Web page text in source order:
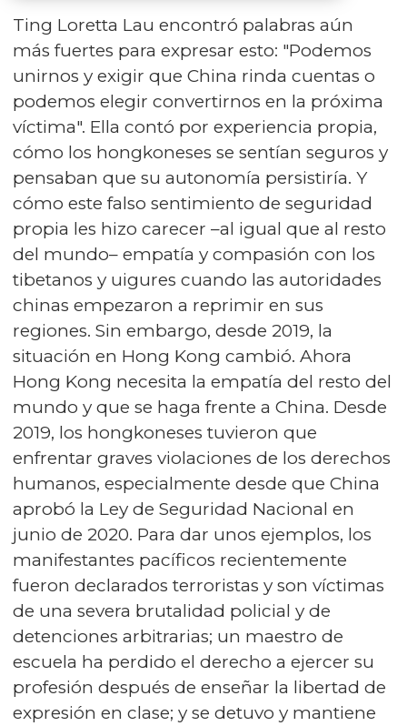
Ting Loretta Lau encontró palabras aún
más fuertes para expresar esto: "Podemos
unirnos y exigir que China rinda cuentas o
podemos elegir convertirnos en la próxima
víctima". Ella contó por experiencia propia,
cómo los hongkoneses se sentían seguros y
pensaban que su autonomía persistiría. Y
cómo este falso sentimiento de seguridad
propia les hizo carecer –al igual que al resto
del mundo– empatía y compasión con los
tibetanos y uigures cuando las autoridades
chinas empezaron a reprimir en sus
regiones. Sin embargo, desde 2019, la
situación en Hong Kong cambió. Ahora
Hong Kong necesita la empatía del resto del
mundo y que se haga frente a China. Desde
2019, los hongkoneses tuvieron que
enfrentar graves violaciones de los derechos
humanos, especialmente desde que China
aprobó la Ley de Seguridad Nacional en
junio de 2020. Para dar unos ejemplos, los
manifestantes pacíficos recientemente
fueron declarados terroristas y son víctimas
de una severa brutalidad policial y de
detenciones arbitrarias; un maestro de
escuela ha perdido el derecho a ejercer su
profesión después de enseñar la libertad de
expresión en clase; y se detuvo y mantiene